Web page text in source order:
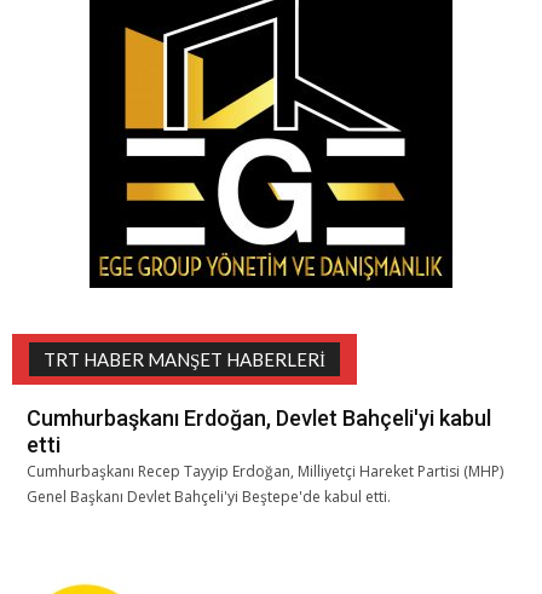
TRT HABER MANŞET HABERLERI
Cumhurbaşkanı Erdoğan, Devlet Bahçeli'yi kabul
etti
Cumhurbaşkanı Recep Tayyip Erdoğan, Milliyetçi Hareket Partisi (MHP)
Genel Başkanı Devlet Bahçeli'yi Beştepe'de kabul etti.